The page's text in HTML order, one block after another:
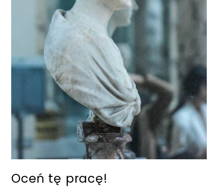
Oceń tę pracę!